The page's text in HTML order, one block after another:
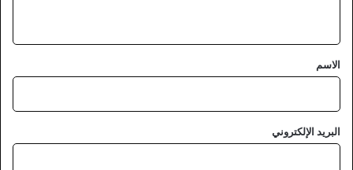
*
الاسم
البريد الإلكتروني